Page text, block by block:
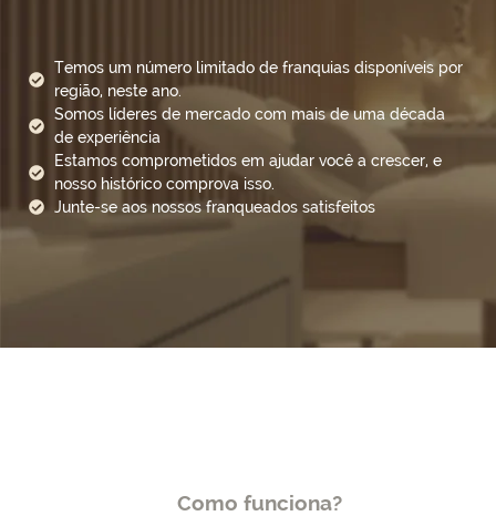
Temos um número limitado de franquias disponíveis por
região, neste ano.
Somos líderes de mercado com mais de uma década
de experiência
Estamos comprometidos em ajudar você a crescer, e
nosso histórico comprova isso.
Junte-se aos nossos franqueados satisfeitos
Como funciona?